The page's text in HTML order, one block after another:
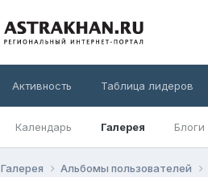
Календарь Галерея Блоги
Активность Таблица лидеров
Галерея Альбомы пользователей